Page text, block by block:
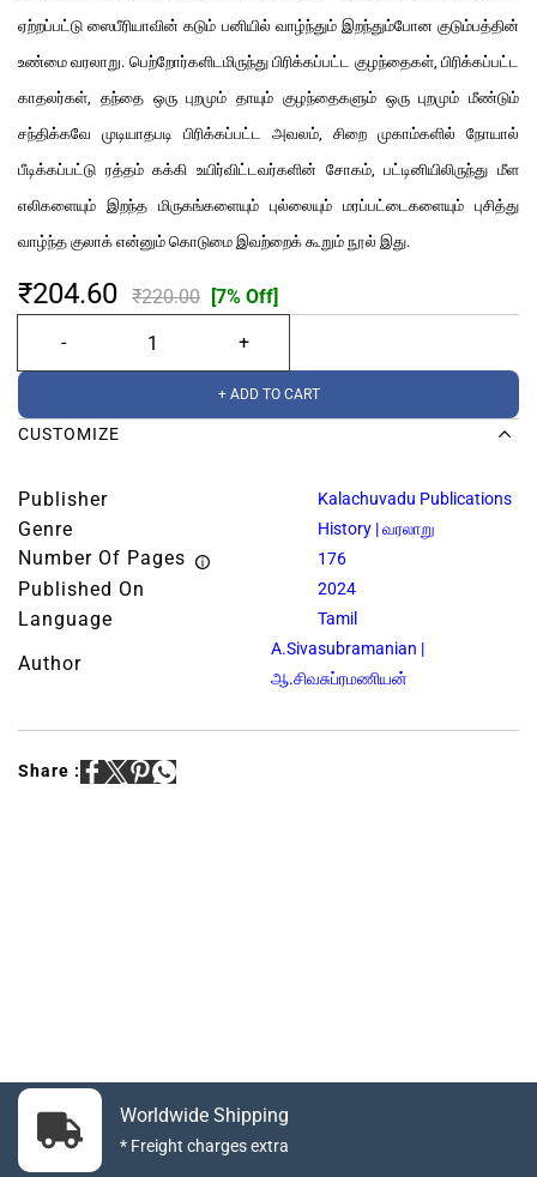
ஏற்றப்பட்டு ஸைபீரியாவின் கடும் பனியில் வாழ்ந்தும் இறந்தும்போன குடும்பத்தின்
உண்மை வரலாறு. பெற்றோர்களிடமிருந்து பிரிக்கப்பட்ட குழந்தைகள், பிரிக்கப்பட்ட
காதலர்கள், தந்தை ஒரு புறமும் தாயும் குழந்தைகளும் ஒரு புறமும் மீண்டும்
சந்திக்கவே முடியாதபடி பிரிக்கப்பட்ட அவலம், சிறை முகாம்களில் நோயால்
பீடிக்கப்பட்டு ரத்தம் கக்கி உயிர்விட்டவர்களின் சோகம், பட்டினியிலிருந்து மீள
எலிகளையும் இறந்த மிருகங்களையும் புல்லையும் மரப்பட்டைகளையும் புசித்து
வாழ்ந்த குலாக் என்னும் கொடுமை இவற்றைக் கூறும் நூல் இது.
₹204.60 ₹220.00 [7% Off]
+ ADD TO CART
CUSTOMIZE
Publisher Kalachuvadu Publications
Genre History | வரலாறு
Number Of Pages 176
Published On 2024
Language Tamil
Author
A.Sivasubramanian |
ஆ.சிவசுப்ரமணியன்
Share :
Worldwide Shipping
* Freight charges extra